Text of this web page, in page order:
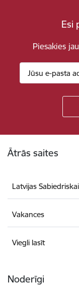
Esi
Piesakies
Ātrās saites
Latvijas
Vakances
Viegli lasīt
Noderīgi